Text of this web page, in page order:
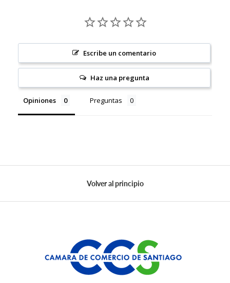
Escribe un comentario
Haz una pregunta
Opiniones Preguntas
Volver al principio